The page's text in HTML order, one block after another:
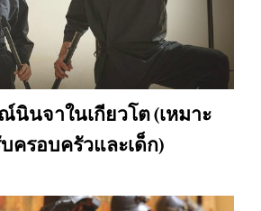
นินจาในเกียวโต (เหมาะ
ครอบครัวและเด็ก)